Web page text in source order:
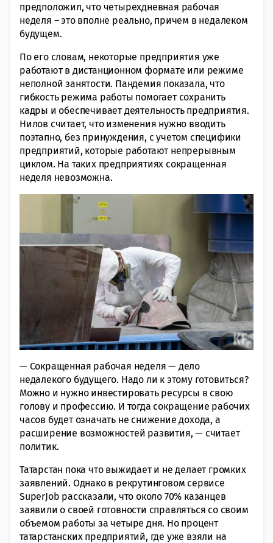
предположил, что четырехдневная рабочая
неделя – это вполне реально, причем в недалеком
будущем.
По его словам, некоторые предприятия уже
работают в дистанционном формате или режиме
неполной занятости. Пандемия показала, что
гибкость режима работы помогает сохранить
кадры и обеспечивает деятельность предприятия.
Нилов считает, что изменения нужно вводить
поэтапно, без принуждения, с учетом специфики
предприятий, которые работают непрерывным
циклом. На таких предприятиях сокращенная
неделя невозможна.
— Сокращенная рабочая неделя — дело
недалeкого будущего. Надо ли к этому готовиться?
Можно и нужно инвестировать ресурсы в свою
голову и профессию. И тогда сокращение рабочих
часов будет означать не снижение дохода, а
расширение возможностей развития, — считает
политик.
Татарстан пока что выжидает и не делает громких
заявлений. Однако в рекрутинговом сервисе
SuperJob рассказали, что около 70% казанцев
заявили о своей готовности справляться со своим
объемом работы за четыре дня. Но процент
татарстанских предприятий, где уже взяли на